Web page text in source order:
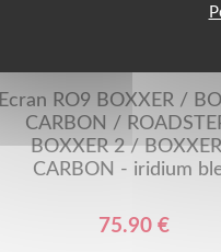
Ecran RO9 BOXXER /
CARBON /
BOXXER 2 /
CARBON - iridium
75.90 €